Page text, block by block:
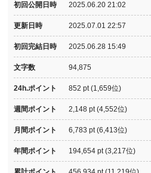
初回公開日時 2025.06.20 21:02
更新日時 2025.07.01 22:57
初回完結日時 2025.06.28 15:49
文字数 94,875
24h.ポイント 852 pt (1,659位)
週間ポイント 2,148 pt (4,552位)
月間ポイント 6,783 pt (6,413位)
年間ポイント 194,654 pt (3,217位)